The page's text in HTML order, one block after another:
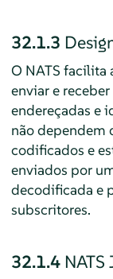
32.1.3
O NATS facilita
enviar e receber
endereçadas e
não dependem
codificados e
enviados por
decodificada e
subscritores.
32.1.4 NATS